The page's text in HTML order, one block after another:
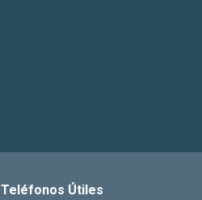
Teléfonos Útiles